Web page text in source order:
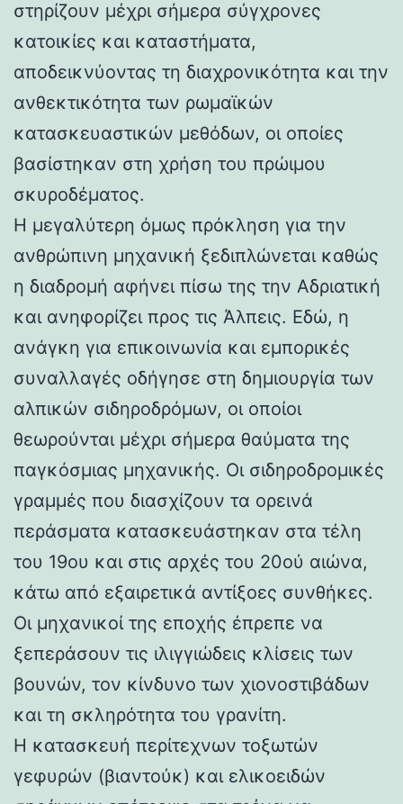
στηρίζουν μέχρι σήμερα σύγχρονες
κατοικίες και καταστήματα,
αποδεικνύοντας τη διαχρονικότητα και την
ανθεκτικότητα των ρωμαϊκών
κατασκευαστικών μεθόδων, οι οποίες
βασίστηκαν στη χρήση του πρώιμου
σκυροδέματος.
Η μεγαλύτερη όμως πρόκληση για την
ανθρώπινη μηχανική ξεδιπλώνεται καθώς
η διαδρομή αφήνει πίσω της την Αδριατική
και ανηφορίζει προς τις Άλπεις. Εδώ, η
ανάγκη για επικοινωνία και εμπορικές
συναλλαγές οδήγησε στη δημιουργία των
αλπικών σιδηροδρόμων, οι οποίοι
θεωρούνται μέχρι σήμερα θαύματα της
παγκόσμιας μηχανικής. Οι σιδηροδρομικές
γραμμές που διασχίζουν τα ορεινά
περάσματα κατασκευάστηκαν στα τέλη
του 19ου και στις αρχές του 20ού αιώνα,
κάτω από εξαιρετικά αντίξοες συνθήκες.
Οι μηχανικοί της εποχής έπρεπε να
ξεπεράσουν τις ιλιγγιώδεις κλίσεις των
βουνών, τον κίνδυνο των χιονοστιβάδων
και τη σκληρότητα του γρανίτη.
Η κατασκευή περίτεχνων τοξωτών
γεφυρών (βιαντούκ) και ελικοειδών